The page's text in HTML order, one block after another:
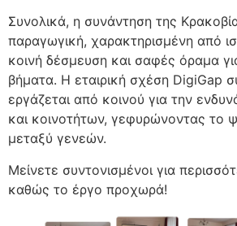
Συνολικά, η συνάντηση της
παραγωγική, χαρακτηρισμένη από
κοινή δέσμευση και σαφές όραμα
βήματα. Η εταιρική σχέση DigiGap
εργάζεται από κοινού για την
και κοινοτήτων, γεφυρώνοντας το
μεταξύ γενεών.
Μείνετε συντονισμένοι για
καθώς το έργο προχωρά!